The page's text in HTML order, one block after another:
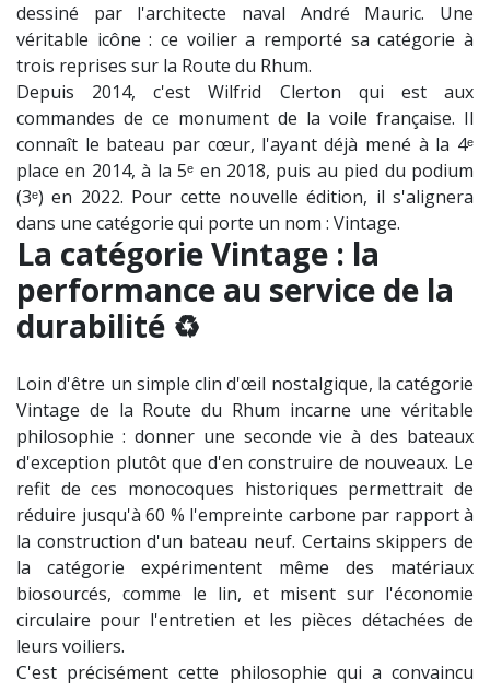
dessiné par l'architecte naval André Mauric. Une
véritable icône : ce voilier a remporté sa catégorie à
trois reprises sur la Route du Rhum.
Depuis 2014, c'est Wilfrid Clerton qui est aux
commandes de ce monument de la voile française. Il
connaît le bateau par cœur, l'ayant déjà mené à la 4ᵉ
place en 2014, à la 5ᵉ en 2018, puis au pied du podium
(3ᵉ) en 2022. Pour cette nouvelle édition, il s'alignera
dans une catégorie qui porte un nom : Vintage.
La catégorie Vintage : la
performance au service de la
durabilité ♻️
Loin d'être un simple clin d'œil nostalgique, la catégorie
Vintage de la Route du Rhum incarne une véritable
philosophie : donner une seconde vie à des bateaux
d'exception plutôt que d'en construire de nouveaux. Le
refit de ces monocoques historiques permettrait de
réduire jusqu'à 60 % l'empreinte carbone par rapport à
la construction d'un bateau neuf. Certains skippers de
la catégorie expérimentent même des matériaux
biosourcés, comme le lin, et misent sur l'économie
circulaire pour l'entretien et les pièces détachées de
leurs voiliers.
C'est précisément cette philosophie qui a convaincu